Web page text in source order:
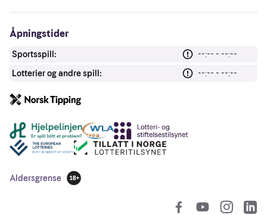
Åpningstider
Sportsspill:
--:-- - --:--
Lotterier og andre spill:
--:-- - --:--
Andre lenker
Aldersgrense
18 år